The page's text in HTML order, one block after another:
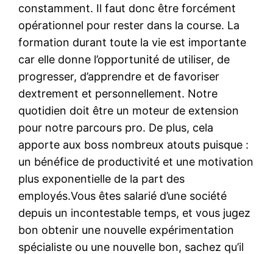
constamment. Il faut donc être forcément
opérationnel pour rester dans la course. La
formation durant toute la vie est importante
car elle donne l’opportunité de utiliser, de
progresser, d’apprendre et de favoriser
dextrement et personnellement. Notre
quotidien doit être un moteur de extension
pour notre parcours pro. De plus, cela
apporte aux boss nombreux atouts puisque :
un bénéfice de productivité et une motivation
plus exponentielle de la part des
employés.Vous êtes salarié d’une société
depuis un incontestable temps, et vous jugez
bon obtenir une nouvelle expérimentation
spécialiste ou une nouvelle bon, sachez qu’il